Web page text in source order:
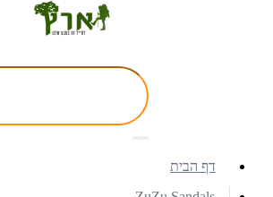
דף הבית